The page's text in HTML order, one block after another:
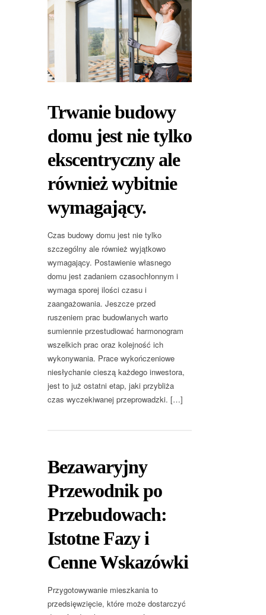
Trwanie budowy
domu jest nie tylko
ekscentryczny ale
również wybitnie
wymagający.
Czas budowy domu jest nie tylko
szczególny ale również wyjątkowo
wymagający. Postawienie własnego
domu jest zadaniem czasochłonnym i
wymaga sporej ilości czasu i
zaangażowania. Jeszcze przed
ruszeniem prac budowlanych warto
sumiennie przestudiować harmonogram
wszelkich prac oraz kolejność ich
wykonywania. Prace wykończeniowe
niesłychanie cieszą każdego inwestora,
jest to już ostatni etap, jaki przybliża
czas wyczekiwanej przeprowadzki. […]
Bezawaryjny
Przewodnik po
Przebudowach:
Istotne Fazy i
Cenne Wskazówki
Przygotowywanie mieszkania to
przedsięwzięcie, które może dostarczyć